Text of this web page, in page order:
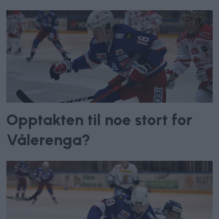
Opptakten til noe stort for
Vålerenga?